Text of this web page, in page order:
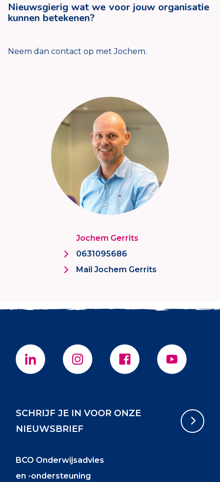
Nieuwsgierig wat we voor jouw organisatie
kunnen betekenen?
Neem dan contact op met Jochem.
Jochem Gerrits
0631095686
Mail Jochem Gerrits
SCHRIJF JE IN VOOR ONZE
NIEUWSBRIEF
BCO Onderwijsadvies
en -ondersteuning